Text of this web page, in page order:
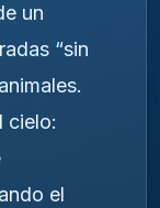
un
“sin
cielo:
el